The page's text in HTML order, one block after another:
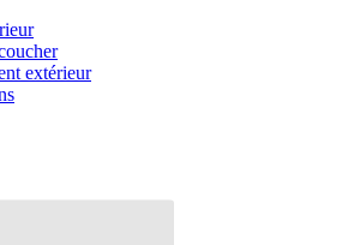
extérieur